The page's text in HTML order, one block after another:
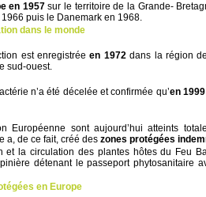
en 1957sur le territoire de la Grande-
puis le Danemark en 1968.
dans le monde
est enregistréeen 1972dans la région
sud-ouest.
n’a été décelée et confirmée qu’en 1999
Européenne sont aujourd’hui atteints
a, de ce fait, créé des zones protégées
et la circulation des plantes hôtes du Feu
détenant le passeport phytosanitaire
en Europe